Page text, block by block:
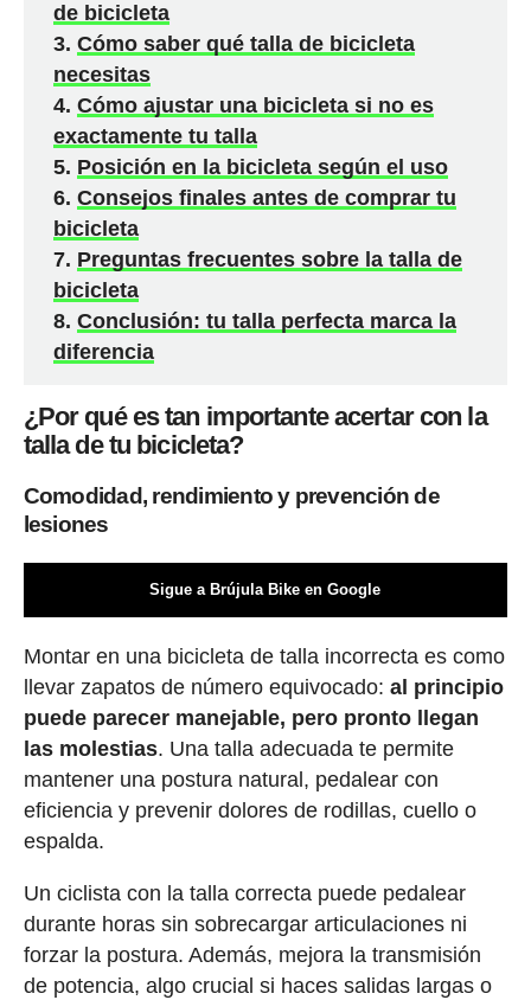
de bicicleta
Cómo saber qué talla de bicicleta
necesitas
Cómo ajustar una bicicleta si no es
exactamente tu talla
Posición en la bicicleta según el uso
Consejos finales antes de comprar tu
bicicleta
Preguntas frecuentes sobre la talla de
bicicleta
Conclusión: tu talla perfecta marca la
diferencia
¿Por qué es tan importante acertar con la
talla de tu bicicleta?
Comodidad, rendimiento y prevención de
lesiones
Sigue a Brújula Bike en Google
Montar en una bicicleta de talla incorrecta es como
llevar zapatos de número equivocado: al principio
puede parecer manejable, pero pronto llegan
las molestias. Una talla adecuada te permite
mantener una postura natural, pedalear con
eficiencia y prevenir dolores de rodillas, cuello o
espalda.
Un ciclista con la talla correcta puede pedalear
durante horas sin sobrecargar articulaciones ni
forzar la postura. Además, mejora la transmisión
de potencia, algo crucial si haces salidas largas o